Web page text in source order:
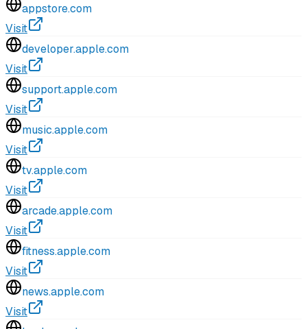
appstore.com
Visit
developer.apple.com
Visit
support.apple.com
Visit
music.apple.com
Visit
tv.apple.com
Visit
arcade.apple.com
Visit
fitness.apple.com
Visit
news.apple.com
Visit